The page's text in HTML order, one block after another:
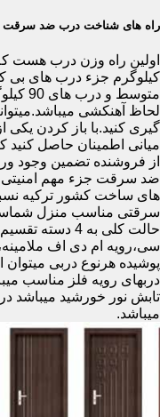
راه های شناخت درب ضد سرقت
لحاظ آهنکشی
گیری کنید.با باز کردن یکی
میانی اطمینان حاصل کنید
از فروشنده تضمین وجود
ضد سرقت جزء مهم امنیتی
های ساخت کشور ترکیه
سرقتی مناسب منزل
حالت کلی به 4
سی،رویه ام دی اف
پوشیده هرنوع دربی
دربهای رویه فلز مناسب
تابش نور خورشید میباشد
میباشد.